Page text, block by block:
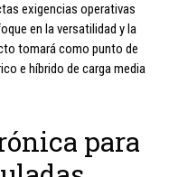
exigencias operativas
en la versatilidad y la
tomará como punto de
e híbrido de carga media
para